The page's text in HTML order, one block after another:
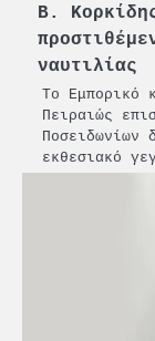
Β.
ναυτιλίας
Το Εμπορικό
Πειραιώς
Ποσειδωνίων
εκθεσιακό